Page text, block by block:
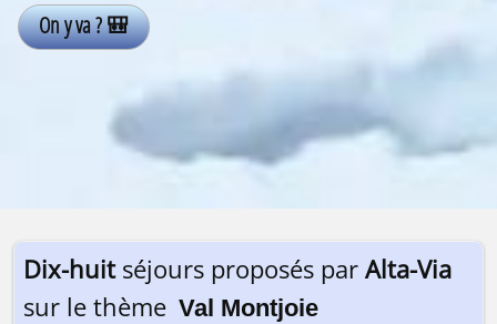
Dix-huitséjours proposés par Alta-Via
sur le thème Val Montjoie